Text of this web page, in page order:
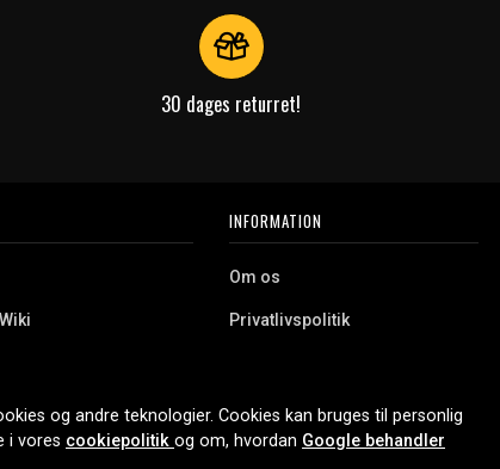
30 dages returret!
INFORMATION
Om os
Privatlivspolitik
Cookies
og andre teknologier. Cookies kan bruges til personlig
i vores cookiepolitik og om, hvordan Google behandler